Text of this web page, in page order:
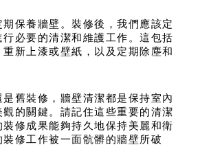
保養牆壁。裝修後，我們應該定
必要的清潔和維護工作。這包括
新上漆或壁紙，以及定期除塵和
舊裝修，牆壁清潔都是保持室內
的關鍵。請記住這些重要的清潔
修成果能夠持久地保持美麗和衛
修工作被一面骯髒的牆壁所破